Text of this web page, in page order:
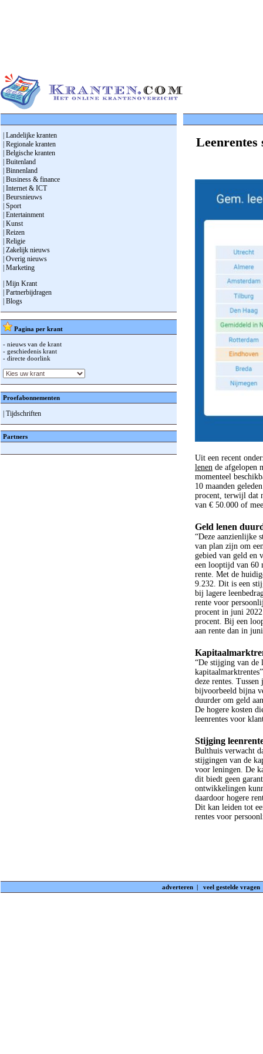
| Landelijke kranten
| Regionale kranten
| Belgische kranten
| Buitenland
| Binnenland
| Business & finance
| Internet & ICT
| Beursnieuws
| Sport
| Entertainment
| Kunst
| Reizen
| Religie
| Zakelijk nieuws
| Overig nieuws
| Marketing
| Mijn Krant
| Partnerbijdragen
| Blogs
Pagina per krant
- nieuws van de krant
- geschiedenis krant
- directe doorlink
Proefabonnementen
| Tijdschriften
Partners
Leenrentes
Uit een recent
lenen de afgelopen
momenteel
10 maanden
procent, terwijl dat
van € 50.000 of
Geld lenen
“Deze aanzienlijke
van plan zijn om
gebied van geld en
een looptijd van 60
rente. Met de
9.232. Dit is een
bij lagere
rente voor
procent in juni
procent. Bij een
aan rente dan in
“De stijging van de
deze rentes.
bijvoorbeeld bijna
duurder om geld
De hogere kosten
leenrentes voor
Stijging
Bulthuis verwacht
stijgingen van de
voor leningen. De
dit biedt geen
ontwikkelingen
daardoor hogere
Dit kan leiden tot
rentes voor
adverteren | veel gestelde vragen